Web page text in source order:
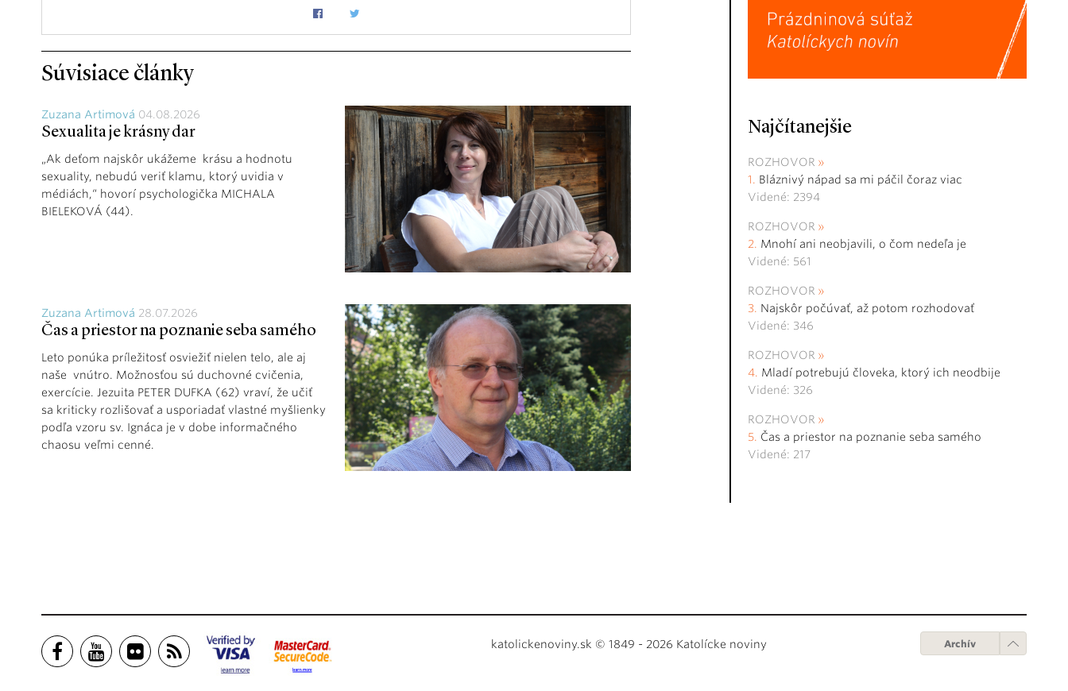
Súvisiace články
Zuzana Artimová 04.08.2026
Sexualita je krásny dar
„Ak deťom najskôr ukážeme krásu a hodnotu
sexuality, nebudú veriť klamu, ktorý uvidia v
médiách,“ hovorí psychologička MICHALA
BIELEKOVÁ (44).
Zuzana Artimová 28.07.2026
Čas a priestor na poznanie seba samého
Leto ponúka príležitosť osviežiť nielen telo, ale aj
naše vnútro. Možnosťou sú duchovné cvičenia,
exercície. Jezuita PETER DUFKA (62) vraví, že učiť
sa kriticky rozlišovať a usporiadať vlastné myšlienky
podľa vzoru sv. Ignáca je v dobe informačného
chaosu veľmi cenné.
Najčítanejšie
ROZHOVOR
Bláznivý nápad sa mi páčil čoraz viac
Videné: 2394
ROZHOVOR
Mnohí ani neobjavili, o čom nedeľa je
Videné: 561
ROZHOVOR
Najskôr počúvať, až potom rozhodovať
Videné: 346
ROZHOVOR
Mladí potrebujú človeka, ktorý ich neodbije
Videné: 326
ROZHOVOR
Čas a priestor na poznanie seba samého
Videné: 217
katolickenoviny.sk © 1849 - 2026 Katolícke noviny Archív